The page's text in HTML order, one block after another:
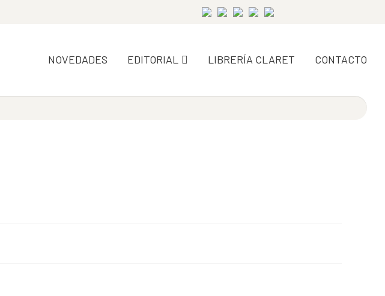
NOVEDADES EDITORIAL LIBRERÍA CLARET CONTACTO